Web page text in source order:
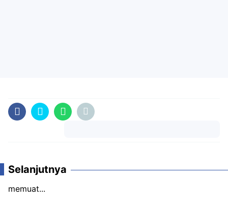
Selanjutnya
memuat...